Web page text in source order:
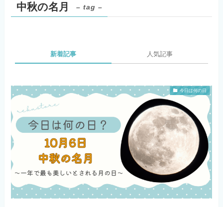
中秋の名月 – tag –
新着記事 人気記事
今日は何の日